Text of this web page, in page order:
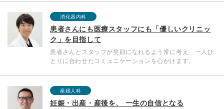
消化器内科
患者さんにも医療スタッフにも「優しいクリニッ
ク」を目指して
患者さんとスタッフが笑顔になれるよう常に考え、一人ひ
とりに合わせたコミュニケーションを心がけます。
産婦人科
妊娠・出産・産後を、 一生の自信となる